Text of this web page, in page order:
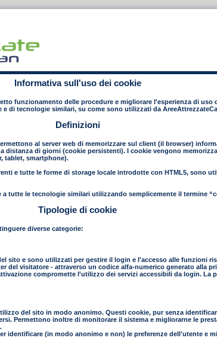
Informativa sull'uso dei cookie
funzionamento delle procedure e migliorare l'esperienza di uso
di tecnologie similari, su come sono utilizzati da
Definizioni
al server web di memorizzare sul client (il browser)
distanza di giorni (cookie persistenti). I cookie vengono
tablet, smartphone).
e tutte le forme di storage locale introdotte con HTML5, sono
tutte le tecnologie similari utilizzando semplicemente il termine
Tipologie di cookie
diverse categorie:
sito e sono utilizzati per gestire il login e l'accesso alle funzioni
del visitatore - attraverso un codice alfa-numerico generato alla
compromette l'utilizzo dei servizi accessibili da login. La
del sito in modo anonimo. Questi cookie, pur senza
Permettono inoltre di monitorare il sistema e migliorarne le
identificare (in modo anonimo e non) le preferenze dell'utente e